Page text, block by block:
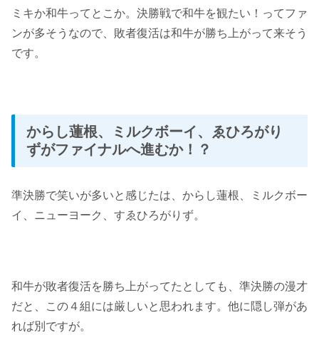
ミキか和牛ってとこか。決勝戦で和牛を観たい！ってファ
ンが多そうなので、敗者復活は和牛が勝ち上がって来そう
です。
からし蓮根、ミルクボーイ、ゑひろがり
ずがファイナルへ進むか！？
準決勝で笑いが多いと感じたは、からし蓮根、ミルクボー
イ、ニューヨーク、すゑひろがりず。
和牛が敗者復活を勝ち上がってたとしても、準決勝の漫才
だと、この４組には厳しいと思われます。他に隠し弾があ
れば別ですが。